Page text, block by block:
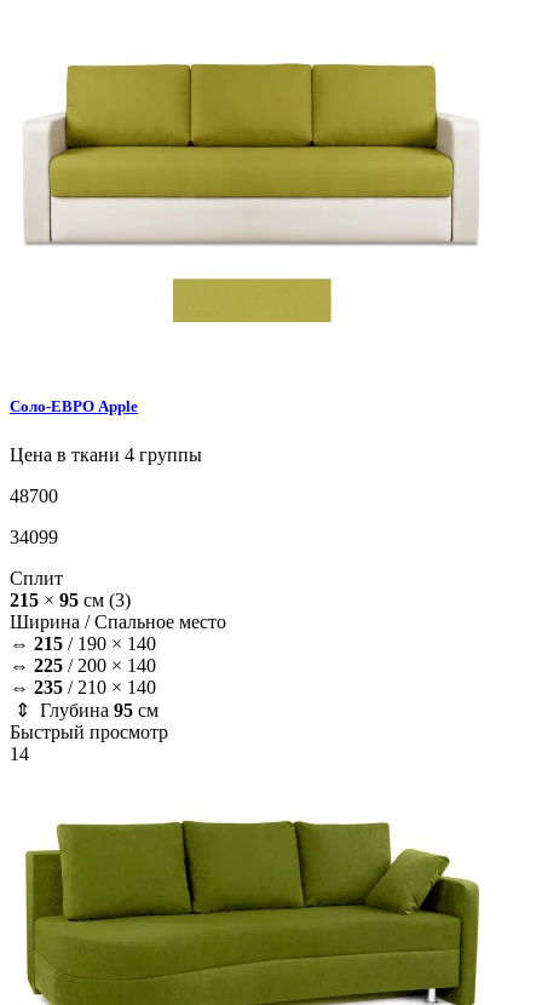
Соло-ЕВРО Apple
Цена в ткани 4 группы
48700
34099
Сплит
215 × 95 см (3)
Ширина /Спальное место
⇔ 215 / 190 × 140
⇔ 225 / 200 × 140
⇔ 235 / 210 × 140
⇕ Глубина 95 см
Быстрый просмотр
14